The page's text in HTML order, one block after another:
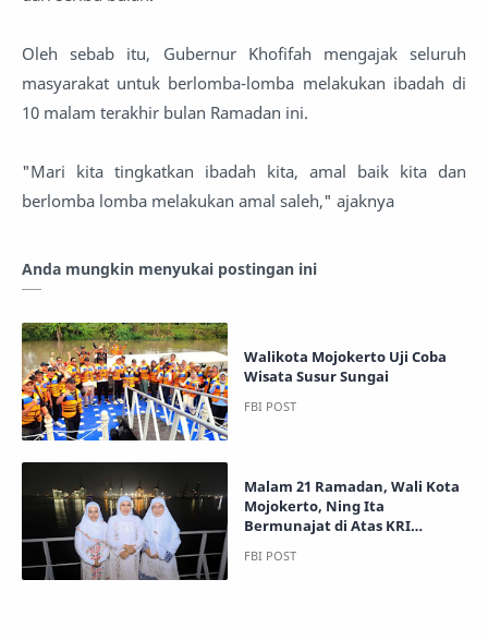
Oleh sebab itu, Gubernur Khofifah mengajak seluruh
masyarakat untuk berlomba-lomba melakukan ibadah di
10 malam terakhir bulan Ramadan ini.
"Mari kita tingkatkan ibadah kita, amal baik kita dan
berlomba lomba melakukan amal saleh," ajaknya
Anda mungkin menyukai postingan ini
Walikota Mojokerto Uji Coba
Wisata Susur Sungai
Malam 21 Ramadan, Wali Kota
Mojokerto, Ning Ita
Bermunajat di Atas KRI